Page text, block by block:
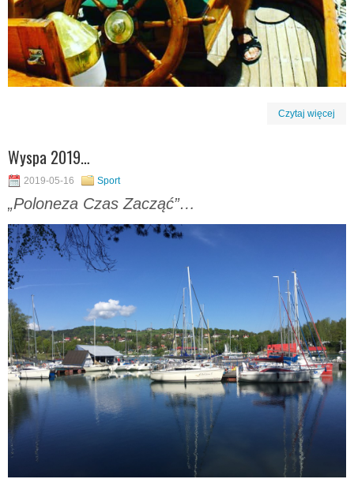
Czytaj więcej
Wyspa 2019…
2019-05-16 Sport
„Poloneza Czas Zacząć”…